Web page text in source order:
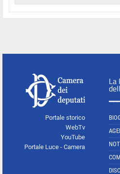
Portale storico
WebTv
YouTube
Portale Luce - Camera
La